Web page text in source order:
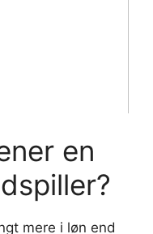
en
mere i løn end